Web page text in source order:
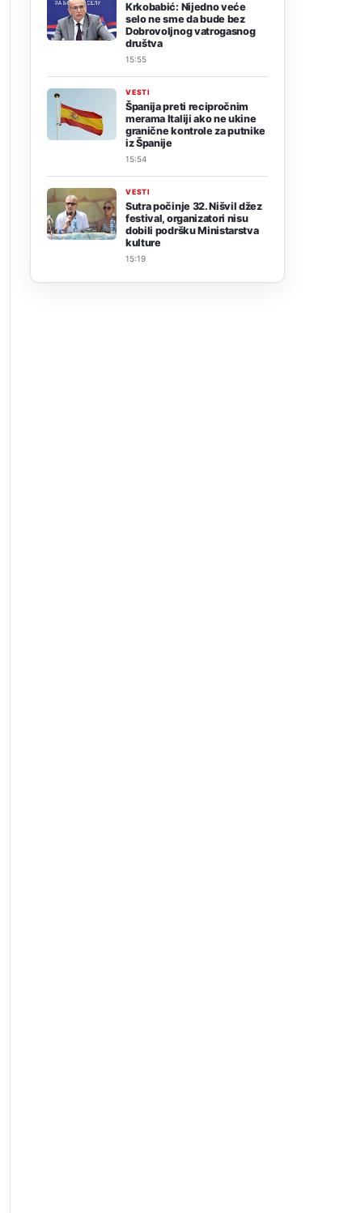
Krkobabić: Nijedno veće
selo ne sme da bude bez
Dobrovoljnog vatrogasnog
društva
15:55
VESTI
Španija preti recipročnim
merama Italiji ako ne ukine
granične kontrole za putnike
iz Španije
15:54
VESTI
Sutra počinje 32. Nišvil džez
festival, organizatori nisu
dobili podršku Ministarstva
kulture
15:19